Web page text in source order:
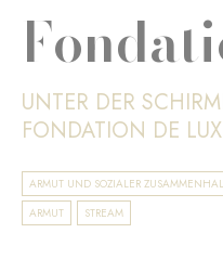
UNTER DER
FONDATION DE
ARMUT UND SOZIALER
ARMUT
STREAM